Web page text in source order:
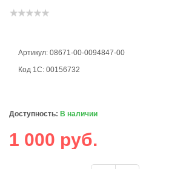
Артикул: 08671-00-0094847-00
Код 1С: 00156732
Доступность: В наличии
1 000 руб.